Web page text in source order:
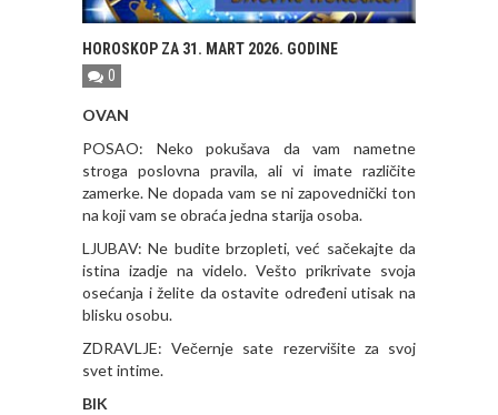
HOROSKOP ZA 31. MART 2026. GODINE
0
OVAN
POSAO: Neko pokušava da vam nametne
stroga poslovna pravila, ali vi imate različite
zamerke. Ne dopada vam se ni zapovednički ton
na koji vam se obraća jedna starija osoba.
LJUBAV: Ne budite brzopleti, već sačekajte da
istina izadje na videlo. Vešto prikrivate svoja
osećanja i želite da ostavite određeni utisak na
blisku osobu.
ZDRAVLJE: Večernje sate rezervišite za svoj
svet intime.
BIK